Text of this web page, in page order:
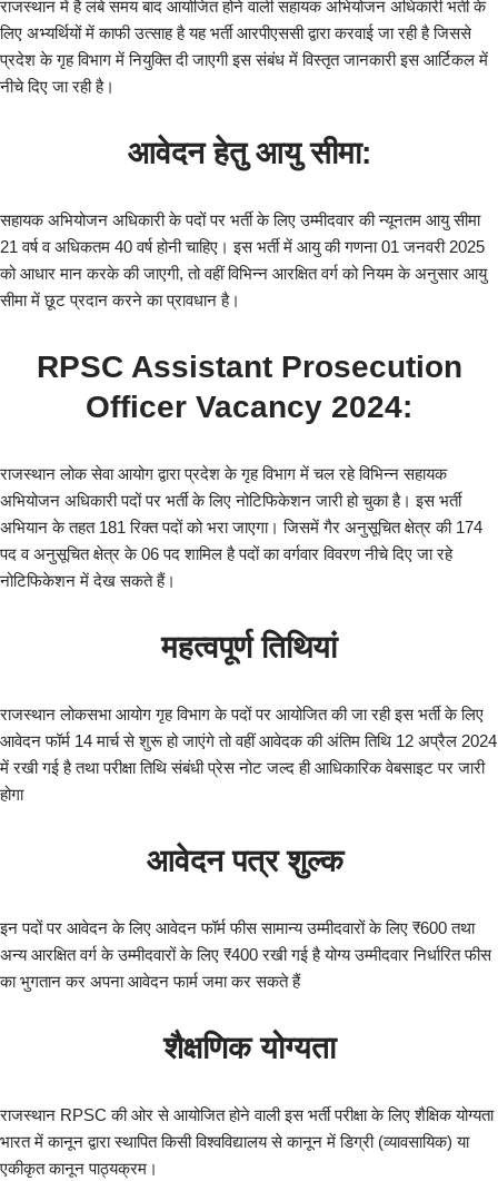
राजस्थान में है लंबे समय बाद आयोजित होने वाली सहायक अभियोजन अधिकारी भर्ती के
लिए अभ्यर्थियों में काफी उत्साह है यह भर्ती आरपीएससी द्वारा करवाई जा रही है जिससे
प्रदेश के गृह विभाग में नियुक्ति दी जाएगी इस संबंध में विस्तृत जानकारी इस आर्टिकल में
नीचे दिए जा रही है।
आवेदन हेतुआयु सीमा:
सहायक अभियोजन अधिकारी के पदों पर भर्ती के लिए उम्मीदवार की न्यूनतम आयु सीमा
21 वर्ष व अधिकतम 40 वर्ष होनी चाहिए। इस भर्ती में आयु की गणना 01 जनवरी 2025
को आधार मान करके की जाएगी, तो वहीं विभिन्न आरक्षित वर्ग को नियम के अनुसार आयु
सीमा में छूट प्रदान करने का प्रावधान है।
RPSC Assistant Prosecution
Officer Vacancy 2024:
राजस्थान लोक सेवा आयोग द्वारा प्रदेश के गृह विभाग में चल रहे विभिन्न सहायक
अभियोजन अधिकारी पदों पर भर्ती के लिए नोटिफिकेशन जारी हो चुका है। इस भर्ती
अभियान के तहत 181 रिक्त पदों को भरा जाएगा। जिसमें गैर अनुसूचित क्षेत्र की 174
पद व अनुसूचित क्षेत्र के 06 पद शामिल है पदों का वर्गवार विवरण नीचे दिए जा रहे
नोटिफिकेशन में देख सकते हैं।
महत्वपूर्ण तिथियां
राजस्थान लोकसभा आयोग गृह विभाग के पदों पर आयोजित की जा रही इस भर्ती के लिए
आवेदन फॉर्म 14 मार्च से शुरू हो जाएंगे तो वहीं आवेदक की अंतिम तिथि 12 अप्रैल 2024
में रखी गई है तथा परीक्षा तिथि संबंधी प्रेस नोट जल्द ही आधिकारिक वेबसाइट पर जारी
होगा
आवेदन पत्र शुल्क
इन पदों पर आवेदन के लिए आवेदन फॉर्म फीस सामान्य उम्मीदवारों के लिए ₹600 तथा
अन्य आरक्षित वर्ग के उम्मीदवारों के लिए ₹400 रखी गई है योग्य उम्मीदवार निर्धारित फीस
का भुगतान कर अपना आवेदन फार्म जमा कर सकते हैं
शैक्षणिक योग्यता
राजस्थान RPSC की ओर से आयोजित होने वाली इस भर्ती परीक्षा के लिए शैक्षिक योग्यता
भारत में कानून द्वारा स्थापित किसी विश्वविद्यालय से कानून में डिग्री (व्यावसायिक) या
एकीकृत कानून पाठ्यक्रम।